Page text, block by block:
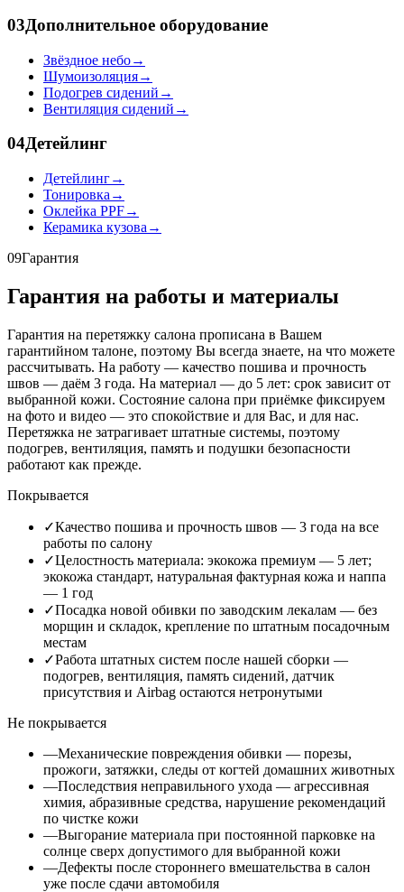
03Дополнительное оборудование
Звёздное небо→
Шумоизоляция→
Подогрев сидений →
Вентиляция сидений →
04Детейлинг
Детейлинг→
Тонировка →
Оклейка PPF→
Керамика кузова →
09Гарантия
Гарантия на работы и материалы
Гарантия на перетяжку салона прописана в Вашем
гарантийном талоне, поэтому Вы всегда знаете, на что можете
рассчитывать. На работу — качество пошива и прочность
швов — даём 3 года. На материал — до 5 лет: срок зависит от
выбранной кожи. Состояние салона при приёмке фиксируем
на фото и видео — это спокойствие и для Вас, и для нас.
Перетяжка не затрагивает штатные системы, поэтому
подогрев, вентиляция, память и подушки безопасности
работают как прежде.
Покрывается
✓Качество пошива и прочность швов — 3 года на все
работы по салону
✓Целостность материала: экокожа премиум — 5 лет;
экокожа стандарт, натуральная фактурная кожа и наппа
— 1 год
✓Посадка новой обивки по заводским лекалам — без
морщин и складок, крепление по штатным посадочным
местам
✓Работа штатных систем после нашей сборки —
подогрев, вентиляция, память сидений, датчик
присутствия и Airbag остаются нетронутыми
Не покрывается
—Механические повреждения обивки — порезы,
прожоги, затяжки, следы от когтей домашних животных
—Последствия неправильного ухода — агрессивная
химия, абразивные средства, нарушение рекомендаций
по чистке кожи
—Выгорание материала при постоянной парковке на
солнце сверх допустимого для выбранной кожи
—Дефекты после стороннего вмешательства в салон
уже после сдачи автомобиля